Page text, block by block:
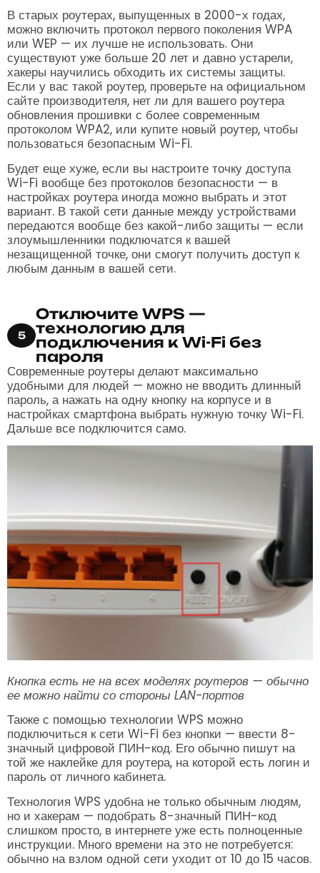
В старых роутерах, выпущенных в 2000-х годах,
можно включить протокол первого поколения WPA
или WEP — их лучше не использовать. Они
существуют уже больше 20 лет и давно устарели,
хакеры научились обходить их системы защиты.
Если у вас такой роутер, проверьте на официальном
сайте производителя, нет ли для вашего роутера
обновления прошивки с более современным
протоколом WPA2, или купите новый роутер, чтобы
пользоваться безопасным Wi-Fi.
Будет еще хуже, если вы настроите точку доступа
Wi-Fi вообще без протоколов безопасности — в
настройках роутера иногда можно выбрать и этот
вариант. В такой сети данные между устройствами
передаются вообще без какой-либо защиты — если
злоумышленники подключатся к вашей
незащищенной точке, они смогут получить доступ к
любым данным в вашей сети.
5
Отключите WPS —
технологию для
подключения к Wi-Fi без
пароля
Современные роутеры делают максимально
удобными для людей — можно не вводить длинный
пароль, а нажать на одну кнопку на корпусе и в
настройках смартфона выбрать нужную точку Wi-Fi.
Дальше все подключится само.
Кнопка есть не на всех моделях роутеров — обычно
ее можно найти со стороны LAN-портов
Также с помощью технологии WPS можно
подключиться к сети Wi-Fi без кнопки — ввести 8-
значный цифровой ПИН-код. Его обычно пишут на
той же наклейке для роутера, на которой есть логин и
пароль от личного кабинета.
Технология WPS удобна не только обычным людям,
но и хакерам — подобрать 8-значный ПИН-код
слишком просто, в интернете уже есть полноценные
инструкции. Много времени на это не потребуется:
обычно на взлом одной сети уходит от 10 до 15 часов.